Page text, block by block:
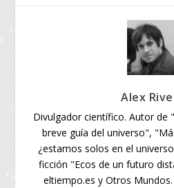
Alex
Divulgador científico. Autor de
breve guía del universo",
¿estamos solos en el
ficción "Ecos de un futuro
eltiempo.es y Otros